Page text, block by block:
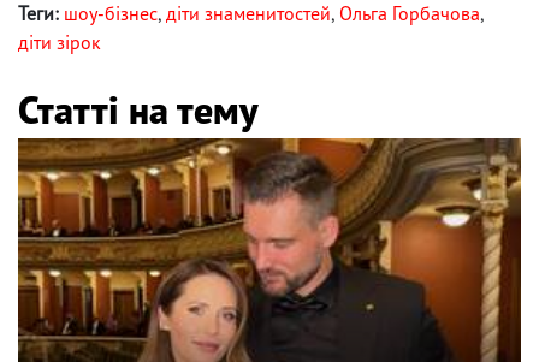
Теги: шоу-бізнес, діти знаменитостей, Ольга Горбачова,
діти зірок
Статті на тему